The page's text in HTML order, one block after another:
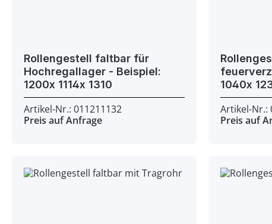
Rollengestell faltbar für
Hochregallager - Beispiel:
1200x 1114x 1310
Artikel-Nr.: 011211132
Preis auf Anfrage
feuerverzinkt -
1040x
Artikel-Nr.:
Preis auf